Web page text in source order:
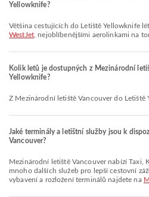
Yellowknife?
Většina cestujících do Letiště Yellowknife
WestJet, nejoblíbenějšími aerolinkami na
Kolik letů je dostupných z Mezinárodní
Yellowknife?
Z Mezinárodní letiště Vancouver do Letiště
Jaké terminály a letištní služby jsou k
Vancouver?
Mezinárodní letiště Vancouver nabízí Taxi, Kyvadlový autobus, Půjčovna aut a
mnoho dalších služeb pro lepší cestovní
vybavení a rozložení terminálů najdete na